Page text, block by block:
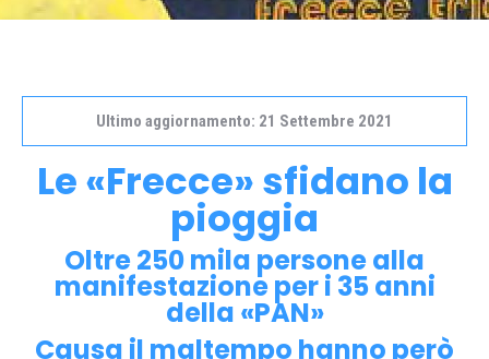
Ultimo aggiornamento: 21 Settembre 2021
Le «Frecce» sfidano la
pioggia
Oltre 250 mila persone alla
manifestazione per i 35 anni
della «PAN»
Causa il maltempo hanno però